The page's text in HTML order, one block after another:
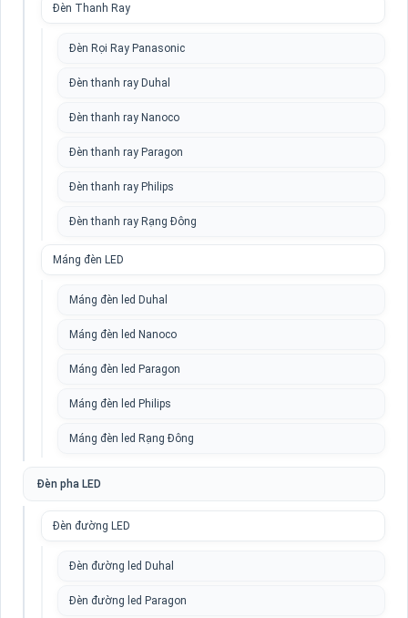
Đèn Thanh Ray
Đèn Rọi Ray Panasonic
Đèn thanh ray Duhal
Đèn thanh ray Nanoco
Đèn thanh ray Paragon
Đèn thanh ray Philips
Đèn thanh ray Rạng Đông
Máng đèn LED
Máng đèn led Duhal
Máng đèn led Nanoco
Máng đèn led Paragon
Máng đèn led Philips
Máng đèn led Rạng Đông
Đèn pha LED
Đèn đường LED
Đèn đường led Duhal
Đèn đường led Paragon